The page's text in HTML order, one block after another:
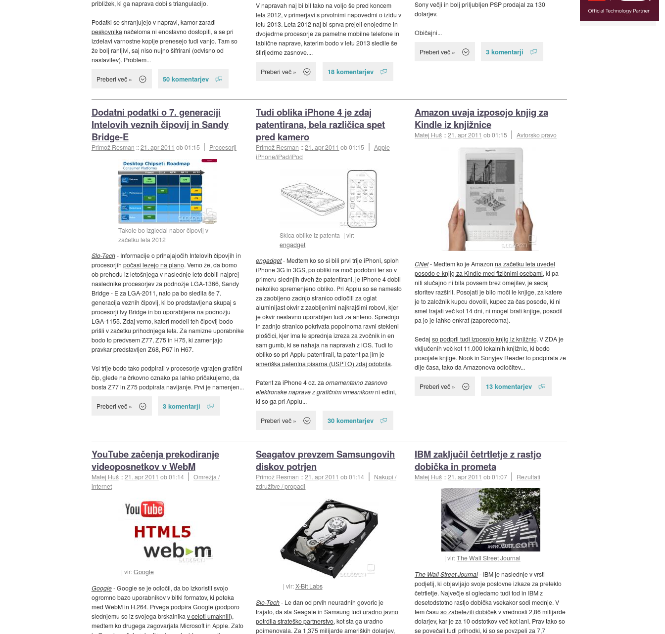
približek, ki ga naprava dobi s triangulacijo.
Podatki se shranjujejo v napravi, kamor zaradi
peskovnika načeloma ni enostavno dostopiti, a se pri
izdelavi varnostne kopije prenesejo tudi vanjo. Tam so
že bolj ranljivi, saj niso nujno šifrirani (odvisno od
nastavitev). Problem...
Preberi več » 50 komentarjev
V napravah naj bi bil tako na voljo še pred koncem
leta 2012, v primerjavi s prvotnimi napovedmi o izidu v
letu 2013. Leta 2012 naj bi sprva prejeli enojedrne in
dvojedrne procesorje za pametne mobilne telefone in
tablične naprave, katerim bodo v letu 2013 sledile še
štirijedrne zasnove....
Preberi več » 18 komentarjev
Sony večji in bolj priljubljen PSP prodajal za 130
dolarjev.
Običajni...
Preberi več » 3 komentarji
Dodatni podatki o 7. generaciji
Intelovih veznih čipovij in Sandy
Bridge-E
Primož Resman ::21. apr 2011 ob 01:15 Procesorji
Takole bo izgledal nabor čipovij v
začetku leta 2012
Slo-Tech- Informacije o prihajajočih Intelovih čipovjih in
procesorjih počasi lezejo na plano. Vemo že, da bomo
ob prehodu iz letošnjega v naslednje leto dobili najprej
naslednike procesorjev za podnožje LGA-1366, Sandy
Bridge - E za LGA-2011, nato pa bo sledila še 7.
generacija veznih čipovij, ki bo predstavljena skupaj s
procesorji Ivy Bridge in bo uporabljena na podnožju
LGA-1155. Zdaj vemo, kateri modeli teh čipovij bodo
prišli v začetku prihodnjega leta. Za namizne uporabnike
bodo to predvsem Z77, Z75 in H75, ki zamenjajo
pravkar predstavljen Z68, P67 in H67.
Vsi trije bodo tako podpirali v procesorje vgrajen grafični
čip, glede na črkovno oznako pa lahko pričakujemo, da
bosta Z77 in Z75 podpirala navijanje. Prvi je namenjen...
Preberi več » 3 komentarji
Tudi oblika iPhone 4 je zdaj
patentirana, bela različica spet
pred kamero
Primož Resman ::21. apr 2011 ob 01:15
Apple
iPhone/iPad/iPod
Skica oblike iz patenta
vir:
engadget
engadget- Medtem ko so si bili prvi trije iPhoni, sploh
iPhone 3G in 3GS, po obliki na moč podobni ter so v
primeru slednjih dveh že patentirani, je iPhone 4 dobil
nekoliko spremenjeno obliko. Pri Applu so se namesto
za zaobljeno zadnjo stranico odločili za oglat
aluminijast okvir z zaobljenimi najkrajšimi robovi, kjer
je okvir neslavno uporabljen tudi za anteno. Sprednjo
in zadnjo stranico pokrivata popolnoma ravni stekleni
ploščici, kjer ima le sprednja izreza za zvočnik in en
sam gumb, ki se nahaja na napravah z iOS. Tudi to
obliko so pri Applu patentirali, ta patent pa jim je
ameriška patentna pisarna (USPTO) zdaj odobrila.
Patent za iPhone 4 oz. zaornamentalno zasnovo
elektronske naprave z grafičnim vmesnikomni edini,
ki so ga pri Applu...
Preberi več » 30 komentarjev
Amazon uvaja izposojo knjig za
Kindle iz knjižnice
Matej Huš ::21. apr 2011 ob 01:15 Avtorsko pravo
CNet- Medtem ko je Amazon na začetku leta uvedel
posodo e-knjig za Kindle med fizičnimi osebami, ki pa
niti slučajno ni bila povsem brez omejitev, je sedaj
storitev razširil. Posojati je bilo moči le knjige, za katere
je to založnik kupcu dovolil, kupec za čas posode, ki ni
smel trajati več kot 14 dni, ni mogel brati knjige, posodil
pa jo je lahko enkrat (zaporedoma).
Sedaj so podprli tudi izposojo knjig iz knjižnic. V ZDA je
vključenih več kot 11.000 lokalnih knjižnic, ki bodo
posojale knjige. Nook in Sonyjev Reader to podpirata že
dlje časa, tako da Amazonova odločitev...
Preberi več » 13 komentarjev
YouTube začenja prekodiranje
videoposnetkov v WebM
Matej Huš ::21. apr 2011 ob 01:14
Omrežja /
internet
vir:Google
Google- Google se je odločil, da bo izkoristil svojo
ogromno bazo uporabnikov v bitki formatov, ki poteka
med WebM in H.264. Prvega podpira Google (podporo
slednjemu so iz svojega brskalnika v celoti umaknili),
medtem ko drugega zagovarjata Microsoft in Apple. Zato
Seagatov prevzem Samsungovih
diskov potrjen
Primož Resman ::21. apr 2011 ob 01:14
Nakupi /
združitve / propadi
vir:X-Bit Labs
Slo-Tech- Le dan od prvih neuradnih govoric je
trajalo, da sta Seagate in Samsung tudiuradno javno
potrdila strateško partnerstvo, kot sta ga uradno
poimenovala. Za 1,375 milijarde ameriških dolarjev,
IBM zaključil četrtletje z rastjo
dobička in prometa
Matej Huš ::21. apr 2011 ob 01:07 Rezultati
vir:The Wall Street Journal
The Wall Street Journal- IBM je naslednje v vrsti
podjetij, ki objavljajo svoje poslovne izkaze za preteklo
četrtletje. Največje si ogledamo tudi tod in IBM z
desetodstotno rastjo dobička vsekakor sodi mednje. V
tem času so zabeležili dobičekv vrednosti 2,86 milijarde
dolarjev, kar je za 10 odstotkov več kot lani. Prav tako so
se povečali tudi prihodki, ki so se povzpeli za 7,7